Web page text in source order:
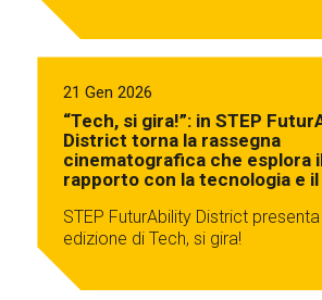
21 Gen 2026
“Tech, si gira!”: in STEP
District torna la rassegna
cinematografica che esplora
rapporto con la tecnologia e
STEP FuturAbility District
edizione di Tech, si gira!